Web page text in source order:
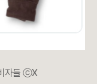
자들 ⓒX